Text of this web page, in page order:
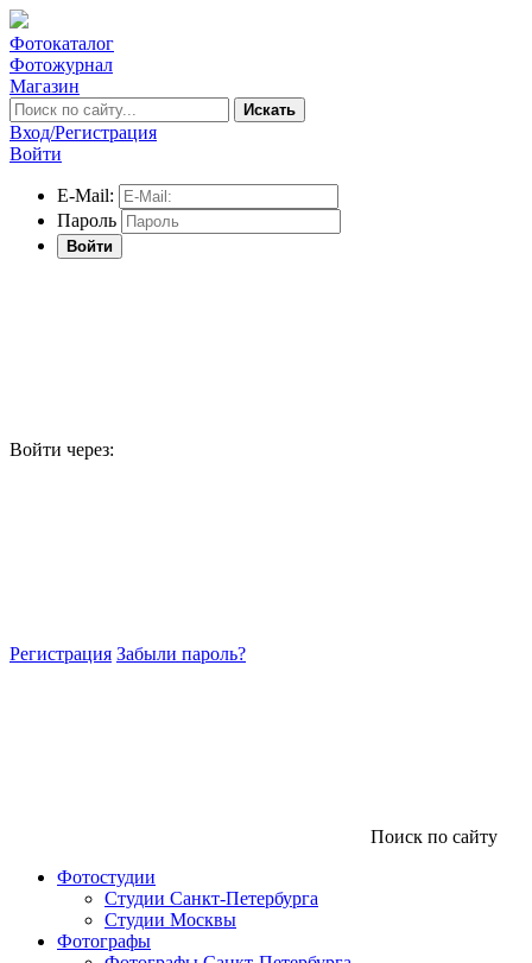
Фотокаталог
Фотожурнал
Магазин
Искать
Вход/Регистрация
Войти
E-Mail:
Пароль
Войти
Войти через:
Регистрация Забыли пароль?
Поиск по сайту
Фотостудии
Студии Санкт-Петербурга
Студии Москвы
Фотографы